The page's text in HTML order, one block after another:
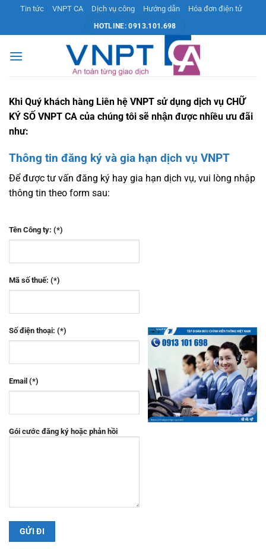
nội
dung
Tin tức VNPT CA Dịch vụ công Hướng dẫn Hóa đơn điện tử
HOTLINE: 0913.101.698
Khi Quý khách hàng Liên hệ VNPT sử dụng dịch vụ CHỮ
KÝ SỐ VNPT CA của chúng tôi sẽ nhận được nhiều ưu đãi
như:
Thông tin đăng ký và gia hạn dịch vụ VNPT
Để được tư vấn đăng ký hay gia hạn dịch vụ, vui lòng nhập
thông tin theo form sau:
Tên Công ty: (*)
Mã số thuế: (*)
Số điện thoại: (*)
Email (*)
Gói cước đăng ký hoặc phản hồi